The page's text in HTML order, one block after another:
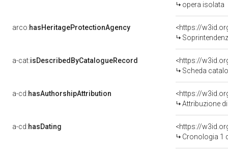
opera isolata
arco:hasHeritageProtectionAgency
<https://
a-cat:isDescribedByCatalogueRecord
<https://
Scheda
a-cd:hasAuthorshipAttribution
Attribuzione
a-cd:hasDating
<https://
Cronologia 1